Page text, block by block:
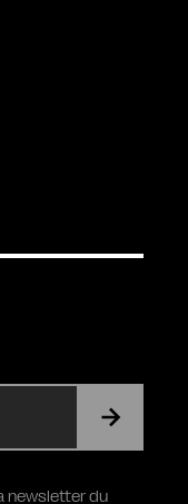
newsletter du